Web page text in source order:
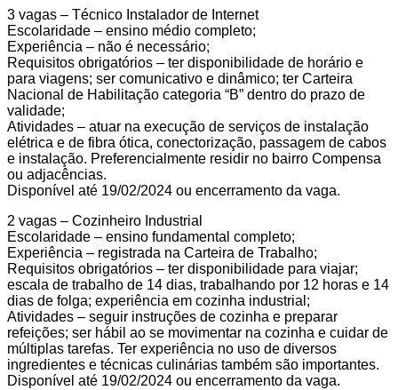
3 vagas – Técnico Instalador de Internet
Escolaridade – ensino médio completo;
Experiência – não é necessário;
Requisitos obrigatórios – ter disponibilidade de horário e
para viagens; ser comunicativo e dinâmico; ter Carteira
Nacional de Habilitação categoria “B” dentro do prazo de
validade;
Atividades – atuar na execução de serviços de instalação
elétrica e de fibra ótica, conectorização, passagem de cabos
e instalação. Preferencialmente residir no bairro Compensa
ou adjacências.
Disponível até 19/02/2024 ou encerramento da vaga.
2 vagas – Cozinheiro Industrial
Escolaridade – ensino fundamental completo;
Experiência – registrada na Carteira de Trabalho;
Requisitos obrigatórios – ter disponibilidade para viajar;
escala de trabalho de 14 dias, trabalhando por 12 horas e 14
dias de folga; experiência em cozinha industrial;
Atividades – seguir instruções de cozinha e preparar
refeições; ser hábil ao se movimentar na cozinha e cuidar de
múltiplas tarefas. Ter experiência no uso de diversos
ingredientes e técnicas culinárias também são importantes.
Disponível até 19/02/2024 ou encerramento da vaga.